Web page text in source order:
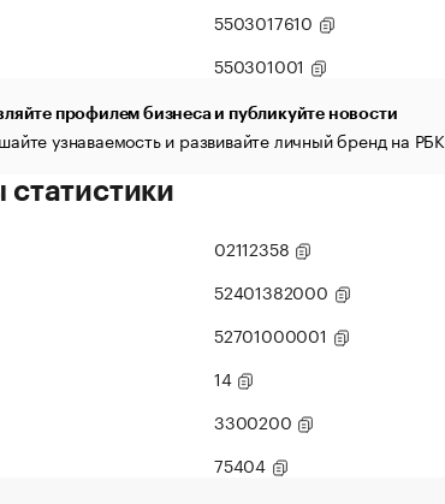
5503017610
550301001
профилем бизнеса и публикуйте новости
узнаваемость и развивайте личный бренд на РБК
статистики
02112358
52401382000
52701000001
14
3300200
75404